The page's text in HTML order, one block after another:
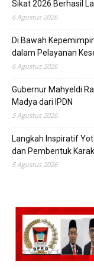
Sikat 2026 Berhasil
6 Agustus 2026
Di Bawah
dalam Pelayanan
6 Agustus 2026
Gubernur Mahyeldi
Madya dari IPDN
5 Agustus 2026
Langkah Inspiratif
dan Pembentuk
5 Agustus 2026